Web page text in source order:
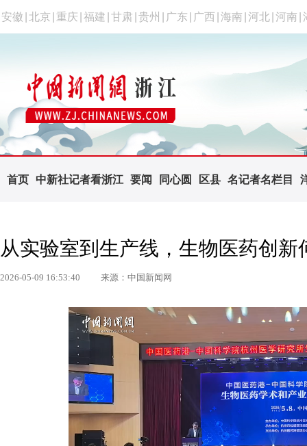
安徽 北京 重庆 福建 甘肃 贵州 广东 广西 海南 河北 河南
首页 中新社记者看浙江 要闻 同心圆 区县 名记者名栏目
从实验室到生产线，生物医药创新
2026-05-09 16:53:40 来源：中国新闻网